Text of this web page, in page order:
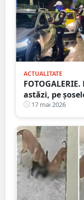
ACTUALITATE
astăzi, pe
17 mai 2026